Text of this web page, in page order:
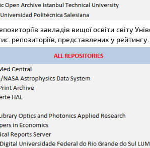
закладів вищої освіти світу
репозиторіїв, представлених у рейтингу.